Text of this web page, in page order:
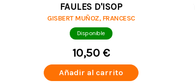
FAULES D'ISOP
GISBERT MUÑOZ, FRANCESC
Disponible
10,50 €
Añadir al carrito